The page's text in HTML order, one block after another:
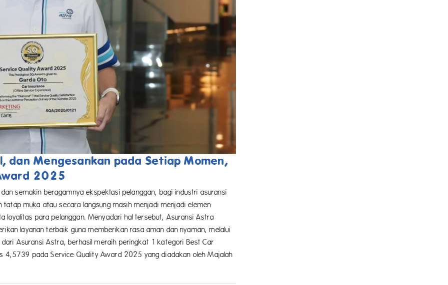
dan Mengesankan pada Setiap Momen,
2025
semakin beragamnya ekspektasi pelanggan, bagi industri asuransi
muka atau secara langsung masih menjadi menjadi elemen
loyalitas para pelanggan. Menyadari hal tersebut, Asuransi Astra
layanan terbaik guna memberikan rasa aman dan nyaman, melalui
Asuransi Astra, berhasil meraih peringkat 1 kategori Best Car
4,5739 pada Service Quality Award 2025 yang diadakan oleh Majalah